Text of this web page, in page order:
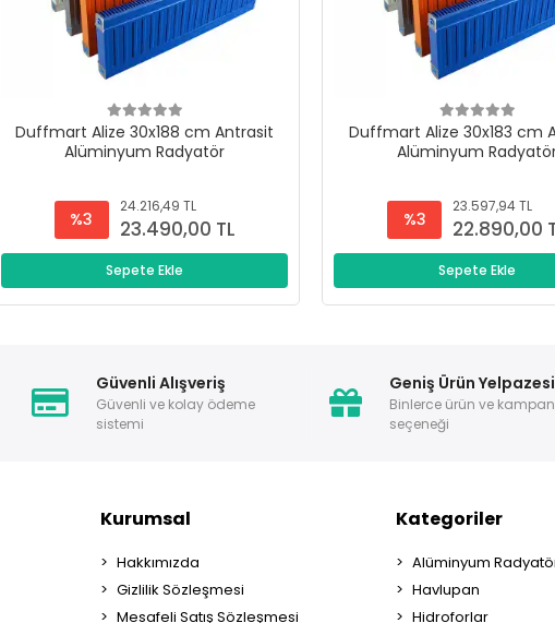
Duffmart Alize 30x188 cm Antrasit
Alüminyum Radyatör
%3
24.216,49 TL
23.490,00 TL
Sepete Ekle
Duffmart Alize 30x183 cm
Alüminyum
%3
23.597,94 TL
22.890,00
Sepete Ekle
Güvenli Alışveriş
Güvenli ve kolay ödeme
sistemi
Geniş Ürün Yelpazesi
Binlerce ürün ve
seçeneği
Kurumsal
Hakkımızda
Gizlilik Sözleşmesi
Mesafeli Satış Sözleşmesi
Kategoriler
Alüminyum
Havlupan
Hidroforlar